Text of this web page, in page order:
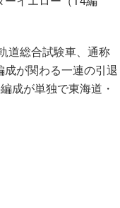
道総合試験車、通称
成が関わる一連の引退
成が単独で東海道・